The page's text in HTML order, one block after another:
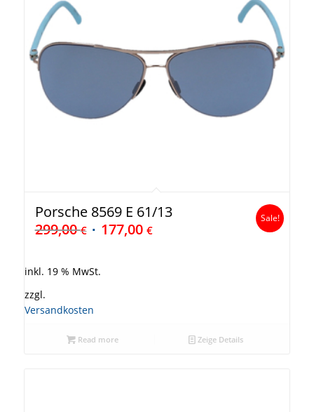
Porsche 8569 E 61/13
299,00€ 177,00 €
Sale!
inkl. 19 % MwSt.
zzgl.
Versandkosten
Read more Zeige Details